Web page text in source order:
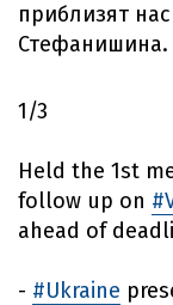
приблизят
Стефанишина.
1/3
Held the 1st
follow up on
ahead of
- #Ukraine